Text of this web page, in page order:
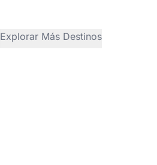
Explorar Más Destinos